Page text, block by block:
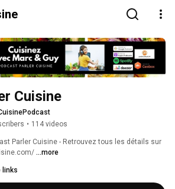
Cuisine
• 114 videos
Parler Cuisine - Retrouvez tous les détails sur
...more
links